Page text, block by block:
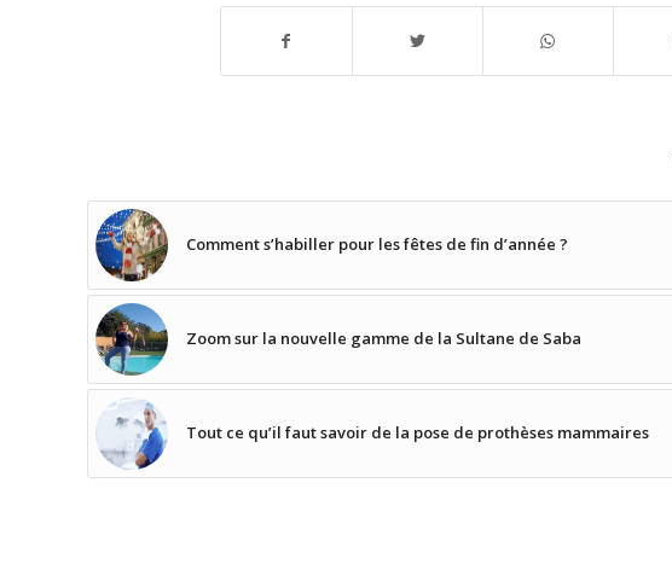
Comment s’habiller pour les fêtes de fin d’année ?
Zoom sur la nouvelle gamme de la Sultane de Saba
Tout ce qu’il faut savoir de la pose de prothèses mammaires